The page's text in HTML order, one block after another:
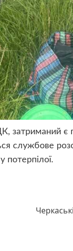
затриманий є
службове
потерпілої.